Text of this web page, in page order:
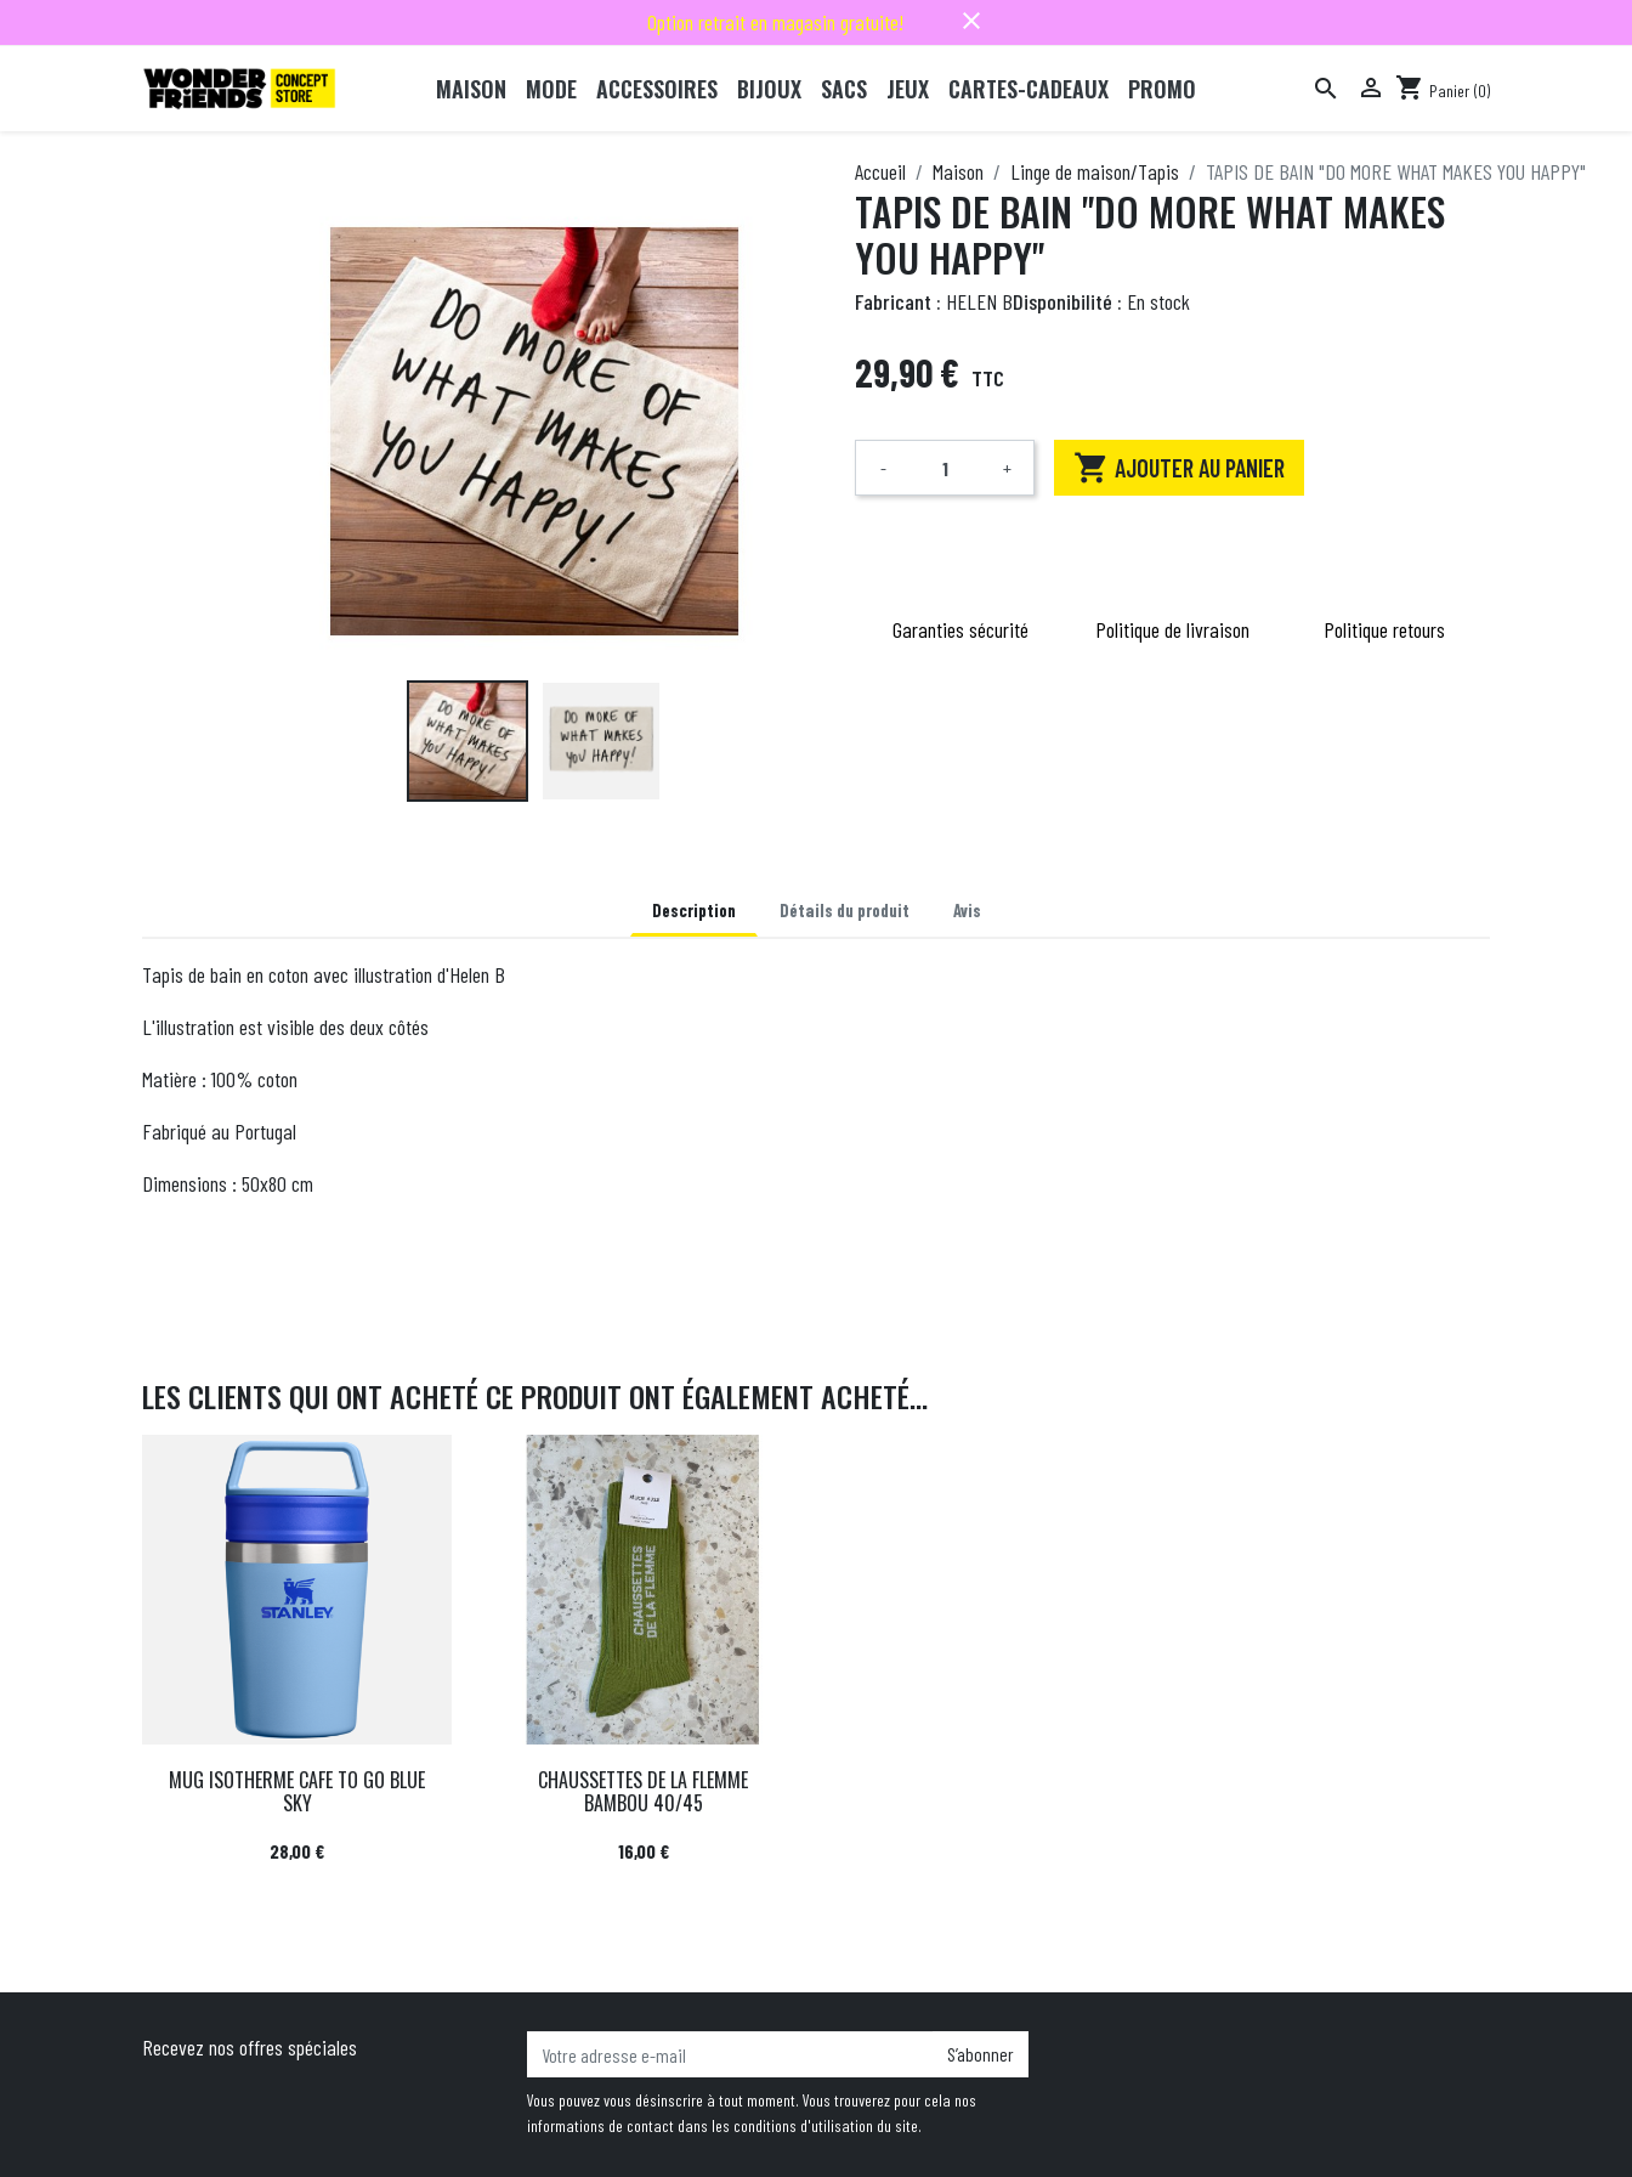
Option retrait en magasin gratuite! close
MAISON MODE ACCESSOIRES BIJOUX SACS JEUX CARTES-CADEAUX PROMO   shopping_cart Panier (0)
Accueil Maison Linge de maison/Tapis TAPIS DE BAIN "DO MORE WHAT MAKES YOU HAPPY"
TAPIS DE BAIN "DO MORE WHAT MAKES
YOU HAPPY"
Fabricant : HELEN BDisponibilité : En stock
29,90 € TTC
Quantité
- +  AJOUTER AU PANIER
Garanties sécurité Politique de livraison Politique retours
Description Détails du produit Avis
Tapis de bain en coton avec illustration d'Helen B
L'illustration est visible des deux côtés
Matière : 100% coton
Fabriqué au Portugal
Dimensions : 50x80 cm
LES CLIENTS QUI ONT ACHETÉ CE PRODUIT ONT ÉGALEMENT ACHETÉ...
MUG ISOTHERME CAFE TO GO BLUE
SKY
Prix
28,00 €
CHAUSSETTES DE LA FLEMME
BAMBOU 40/45
Prix
16,00 €
Recevez nos offres spéciales S’abonner
Vous pouvez vous désinscrire à tout moment. Vous trouverez pour cela nos
informations de contact dans les conditions d'utilisation du site.